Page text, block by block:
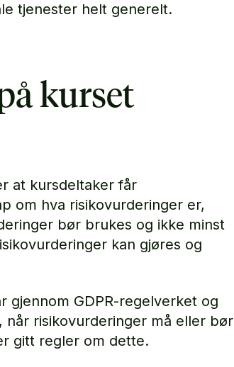
tjenester helt generelt.
kurset
at kursdeltaker får
om hva risikovurderinger er,
bør brukes og ikke minst
kan gjøres og
gjennom GDPR-regelverket og
når risikovurderinger må eller bør
gitt regler om dette.